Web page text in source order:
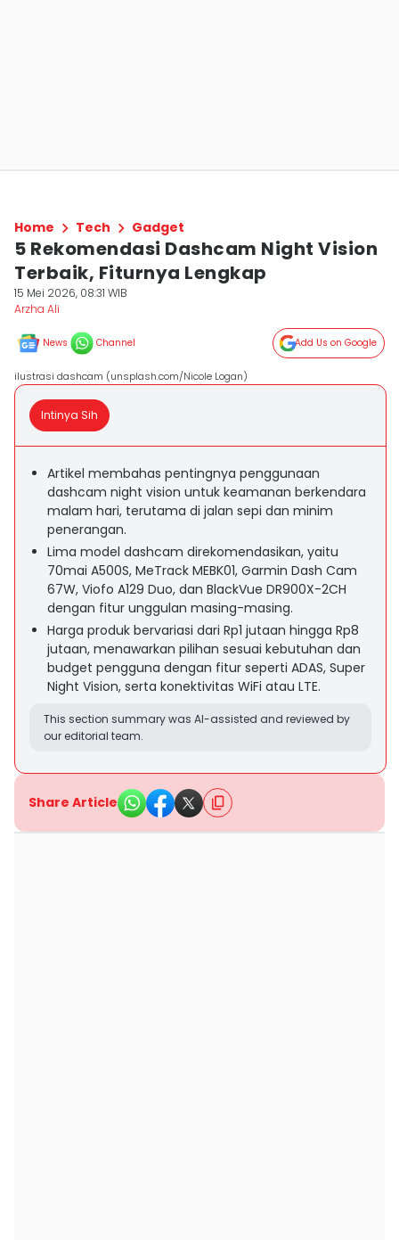
Home Tech Gadget
5 Rekomendasi Dashcam Night Vision
Terbaik, Fiturnya Lengkap
15 Mei 2026, 08:31 WIB
Arzha Ali
News Channel Add Us on Google
ilustrasi dashcam (unsplash.com/Nicole Logan)
Intinya Sih
Artikel membahas pentingnya penggunaan
dashcam night vision untuk keamanan berkendara
malam hari, terutama di jalan sepi dan minim
penerangan.
Lima model dashcam direkomendasikan, yaitu
70mai A500S, MeTrack MEBK01, Garmin Dash Cam
67W, Viofo A129 Duo, dan BlackVue DR900X-2CH
dengan fitur unggulan masing-masing.
Harga produk bervariasi dari Rp1 jutaan hingga Rp8
jutaan, menawarkan pilihan sesuai kebutuhan dan
budget pengguna dengan fitur seperti ADAS, Super
Night Vision, serta konektivitas WiFi atau LTE.
This section summary was AI-assisted and reviewed by
our editorial team.
Share Article